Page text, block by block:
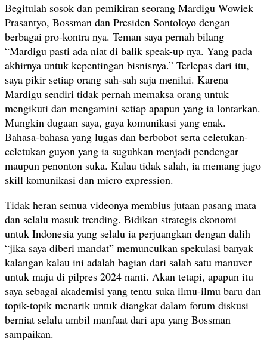
Begitulah sosok dan pemikiran seorang Mardigu Wowiek
Prasantyo, Bossman dan Presiden Sontoloyo dengan
berbagai pro-kontra nya. Teman saya pernah bilang
“Mardigu pasti ada niat di balik speak-up nya. Yang pada
akhirnya untuk kepentingan bisnisnya.” Terlepas dari itu,
saya pikir setiap orang sah-sah saja menilai. Karena
Mardigu sendiri tidak pernah memaksa orang untuk
mengikuti dan mengamini setiap apapun yang ia lontarkan.
Mungkin dugaan saya, gaya komunikasi yang enak.
Bahasa-bahasa yang lugas dan berbobot serta celetukan-
celetukan guyon yang ia suguhkan menjadi pendengar
maupun penonton suka. Kalau tidak salah, ia memang jago
skill komunikasi dan micro expression.
Tidak heran semua videonya membius jutaan pasang mata
dan selalu masuk trending. Bidikan strategis ekonomi
untuk Indonesia yang selalu ia perjuangkan dengan dalih
“jika saya diberi mandat” memunculkan spekulasi banyak
kalangan kalau ini adalah bagian dari salah satu manuver
untuk maju di pilpres 2024 nanti. Akan tetapi, apapun itu
saya sebagai akademisi yang tentu suka ilmu-ilmu baru dan
topik-topik menarik untuk diangkat dalam forum diskusi
berniat selalu ambil manfaat dari apa yang Bossman
sampaikan.